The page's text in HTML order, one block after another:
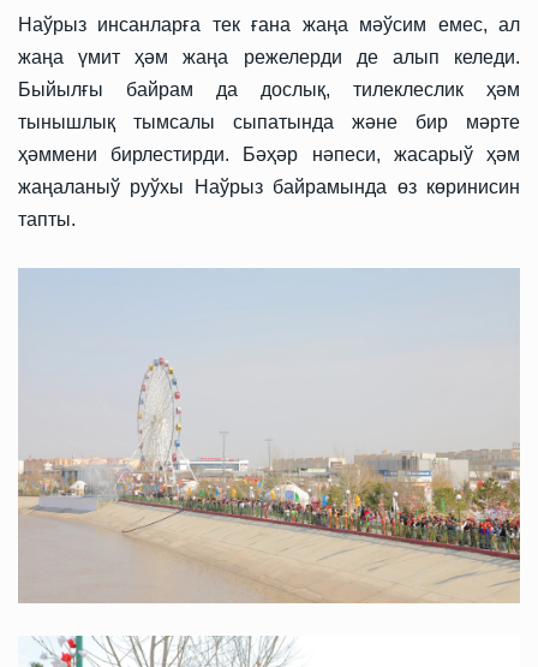
Наўрыз инсанларға тек ғана жаңа мәўсим емес, ал
жаңа үмит ҳәм жаңа режелерди де алып келеди.
Быйылғы байрам да дослық, тилеклеслик ҳәм
тынышлық тымсалы сыпатында және бир мәрте
ҳәммени бирлестирди. Бәҳәр нәпеси, жасарыў ҳәм
жаңаланыў руўхы Наўрыз байрамында өз көринисин
тапты.